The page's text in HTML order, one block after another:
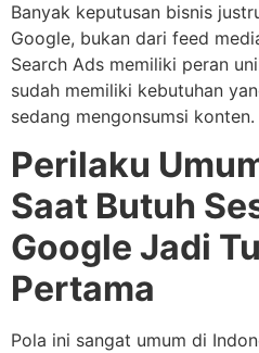
Banyak keputusan bisnis
Google, bukan dari feed
Search Ads memiliki peran
sudah memiliki kebutuhan
sedang mengonsumsi konten.
Perilaku
Saat Butuh
Google Jadi
Pertama
Pola ini sangat umum di